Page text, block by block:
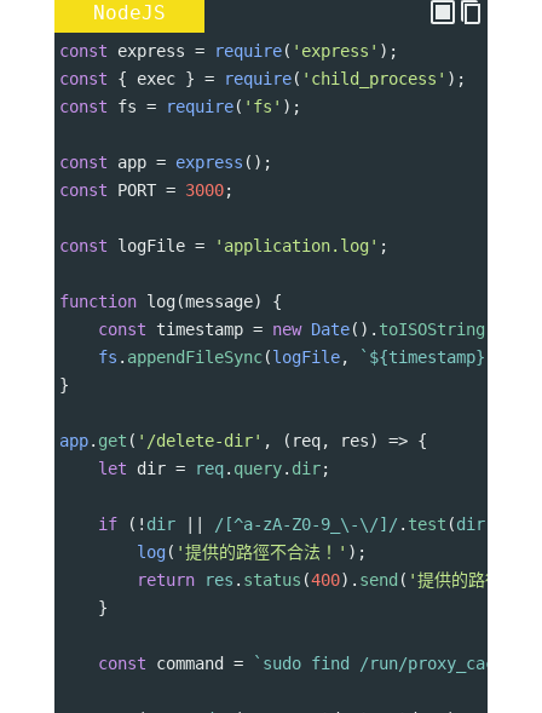
NodeJS
const express = require( 'express' );
const { exec } = require( 'child_process' );
const
fs = require( 'fs' );
const app = express ();
const
PORT = 3000;
const logFile = 'application.log' ;
function log(message) {
const
timestamp = new Date(). toISOString
fs . appendFileSync(logFile, `${timestamp}
}
app. get ( '/delete-dir' , ( req, res) => {
let
dir = req. query. dir;
if ( ! dir /[^a-zA-Z0-9_\-\/]/ . test (dir)) {
log( '提供的路徑不合法！' );
return
res . status (400). send ( '提供的路徑不
    }
const command = `sudo find /run/proxy_cache/${